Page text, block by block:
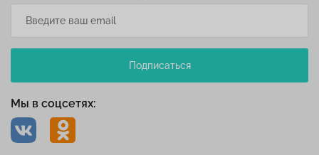
Мы в соцсетях:
Подписаться